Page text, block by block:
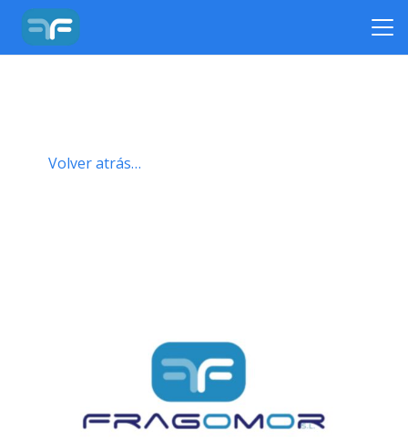
Volver atrás…